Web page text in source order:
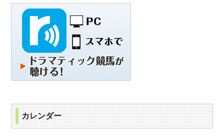
カレンダー